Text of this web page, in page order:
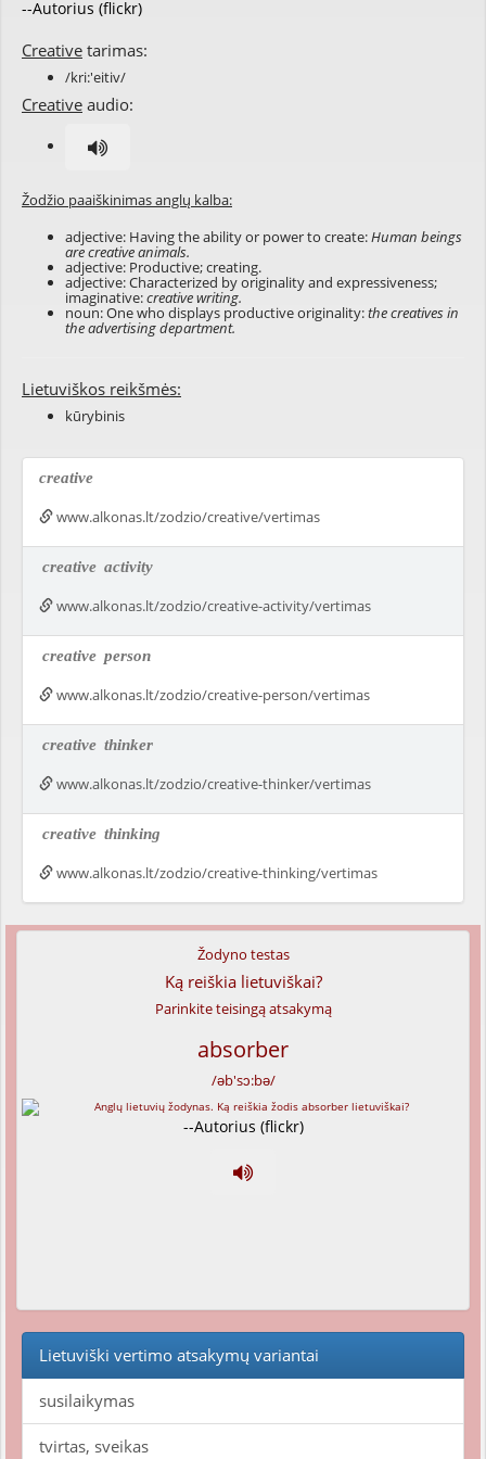
--Autorius (flickr)
Creative tarimas:
/kri:'eitiv/
Creative audio:
Žodžio paaiškinimas anglų kalba:
adjective: Having the ability or power to create:Human beings
are creative animals.
adjective: Productive; creating.
adjective: Characterized by originality and expressiveness;
imaginative:creative writing.
noun: One who displays productive originality:the creatives in
the advertising department.
Lietuviškos reikšmės:
kūrybinis
creative
www.alkonas.lt/zodzio/creative/vertimas
creative activity
www.alkonas.lt/zodzio/creative-activity/vertimas
creative person
www.alkonas.lt/zodzio/creative-person/vertimas
creative thinker
www.alkonas.lt/zodzio/creative-thinker/vertimas
creative thinking
www.alkonas.lt/zodzio/creative-thinking/vertimas
Žodyno testas
Ką reiškia lietuviškai?
Parinkite teisingą atsakymą
absorber
/əb'sɔ:bə/
--Autorius (flickr)
Lietuviški vertimo atsakymų variantai
susilaikymas
tvirtas, sveikas